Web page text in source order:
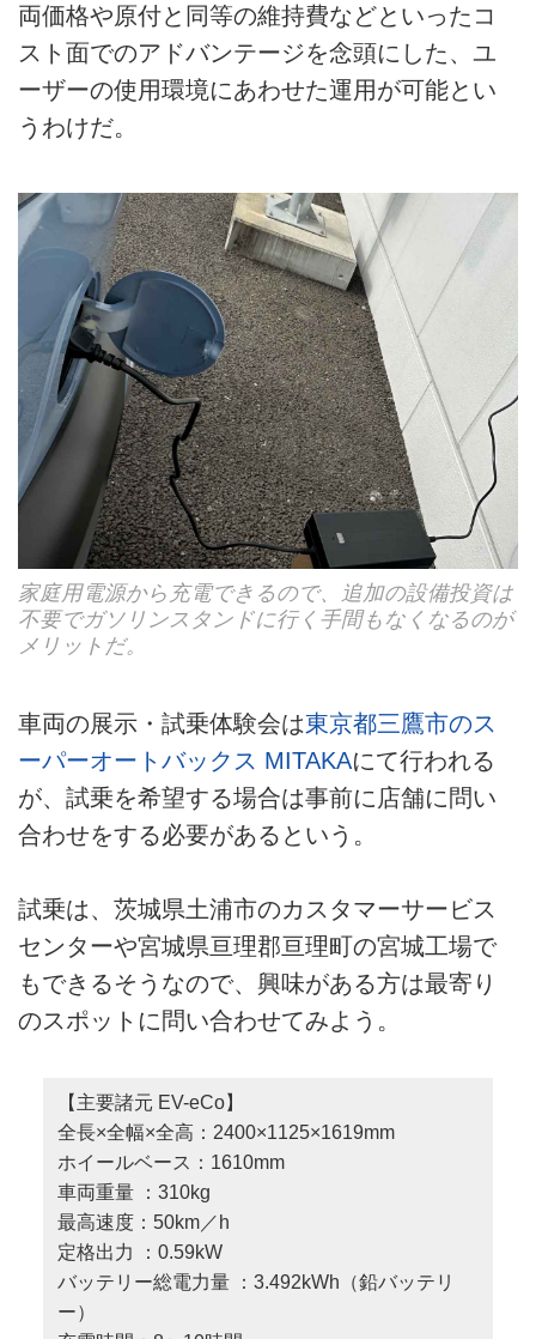
両価格や原付と同等の維持費などといったコ
スト面でのアドバンテージを念頭にした、ユ
ーザーの使用環境にあわせた運用が可能とい
うわけだ。
家庭用電源から充電できるので、追加の設備投資は
不要でガソリンスタンドに行く手間もなくなるのが
メリットだ。
車両の展示・試乗体験会は東京都三鷹市のス
ーパーオートバックス MITAKAにて行われる
が、試乗を希望する場合は事前に店舗に問い
合わせをする必要があるという。
試乗は、茨城県土浦市のカスタマーサービス
センターや宮城県亘理郡亘理町の宮城工場で
もできるそうなので、興味がある方は最寄り
のスポットに問い合わせてみよう。
【主要諸元 EV-eCo】
全長×全幅×全高：2400×1125×1619mm
ホイールベース：1610mm
車両重量 ：310kg
最高速度：50km／h
定格出力 ：0.59kW
バッテリー総電力量 ：3.492kWh（鉛バッテリ
ー）